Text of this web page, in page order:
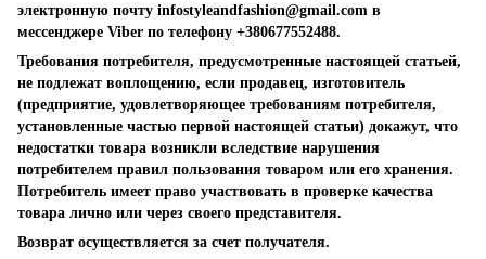
электронную почту infostyleandfashion@gmail.com в
мессенджере Viber по телефону +380677552488.
Требования потребителя, предусмотренные настоящей статьей,
не подлежат воплощению, если продавец, изготовитель
(предприятие, удовлетворяющее требованиям потребителя,
установленные частью первой настоящей статьи) докажут, что
недостатки товара возникли вследствие нарушения
потребителем правил пользования товаром или его хранения.
Потребитель имеет право участвовать в проверке качества
товара лично или через своего представителя.
Возврат осуществляется за счет получателя.